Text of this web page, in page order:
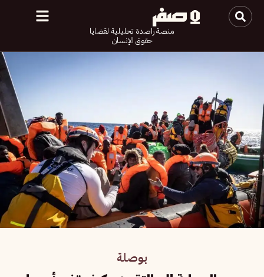
منصة راصدة تحليلية لقضايا
حقوق الإنسان
بوصلة